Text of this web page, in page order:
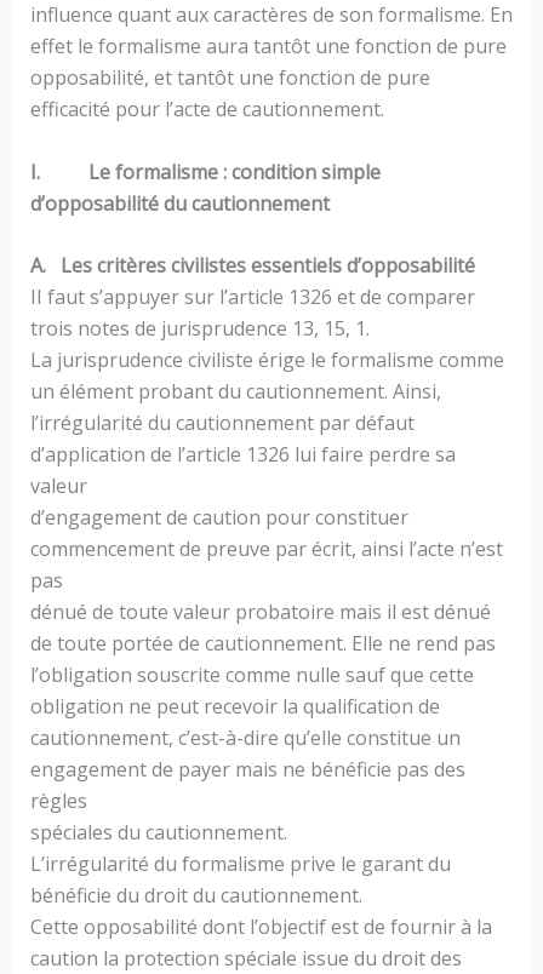
influence quant aux caractères de son formalisme. En
effet le formalisme aura tantôt une fonction de pure
opposabilité, et tantôt une fonction de pure
efficacité pour l’acte de cautionnement.
I. Le formalisme : condition simple
d’opposabilité du cautionnement
A. Les critères civilistes essentiels d’opposabilité
II faut s’appuyer sur l’article 1326 et de comparer
trois notes de jurisprudence 13, 15, 1.
La jurisprudence civiliste érige le formalisme comme
un élément probant du cautionnement. Ainsi,
l’irrégularité du cautionnement par défaut
d’application de l’article 1326 lui faire perdre sa
valeur
d’engagement de caution pour constituer
commencement de preuve par écrit, ainsi l’acte n’est
pas
dénué de toute valeur probatoire mais il est dénué
de toute portée de cautionnement. Elle ne rend pas
l’obligation souscrite comme nulle sauf que cette
obligation ne peut recevoir la qualification de
cautionnement, c’est-à-dire qu’elle constitue un
engagement de payer mais ne bénéficie pas des
règles
spéciales du cautionnement.
L’irrégularité du formalisme prive le garant du
bénéficie du droit du cautionnement.
Cette opposabilité dont l’objectif est de fournir à la
caution la protection spéciale issue du droit des